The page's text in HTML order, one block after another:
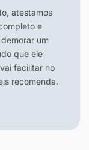
atestamos
e
um
que ele
facilitar no
recomenda.